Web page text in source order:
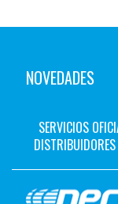
NOVEDADES
SERVICIOS